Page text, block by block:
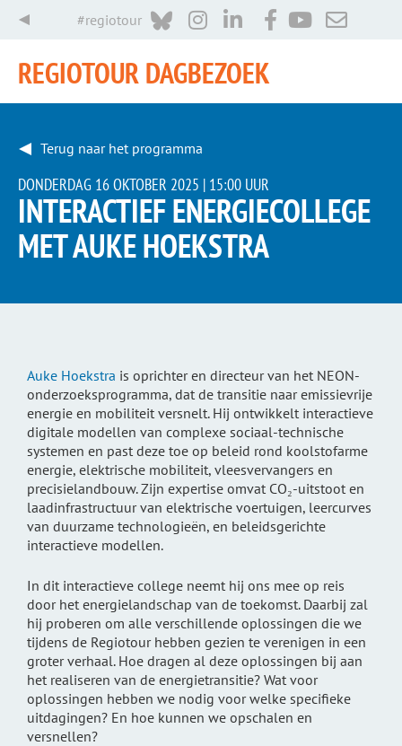
#regiotour
REGIOTOUR DAGBEZOEK
Terug naar het programma
DONDERDAG 16 OKTOBER 2025 | 15:00 UUR
INTERACTIEF ENERGIECOLLEGE
MET AUKE HOEKSTRA
Auke Hoekstra is oprichter en directeur van het NEON-
onderzoeksprogramma, dat de transitie naar emissievrije
energie en mobiliteit versnelt. Hij ontwikkelt interactieve
digitale modellen van complexe sociaal-technische
systemen en past deze toe op beleid rond koolstofarme
energie, elektrische mobiliteit, vleesvervangers en
precisielandbouw. Zijn expertise omvat CO₂-uitstoot en
laadinfrastructuur van elektrische voertuigen, leercurves
van duurzame technologieën, en beleidsgerichte
interactieve modellen.
In dit interactieve college neemt hij ons mee op reis
door het energielandschap van de toekomst. Daarbij zal
hij proberen om alle verschillende oplossingen die we
tijdens de Regiotour hebben gezien te verenigen in een
groter verhaal. Hoe dragen al deze oplossingen bij aan
het realiseren van de energietransitie? Wat voor
oplossingen hebben we nodig voor welke specifieke
uitdagingen? En hoe kunnen we opschalen en
versnellen?